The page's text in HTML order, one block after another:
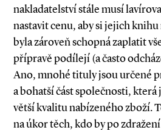
nakladatelství stále musí
nastavit cenu, aby si jejich
byla zároveň schopná zaplatit
přípravě podílejí (a často
Ano, mnohé tituly jsou určené
a bohatší část společnosti,
větší kvalitu nabízeného zboží.
na úkor těch, kdo by po